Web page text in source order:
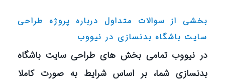
بخشی از سوالات متداول درباره پروژه طراحی
سایت باشگاه بدنسازی در نیووب
در نیووب تمامی بخش های طراحی سایت باشگاه
بدنسازی شما، بر اساس شرایط به صورت کاملا